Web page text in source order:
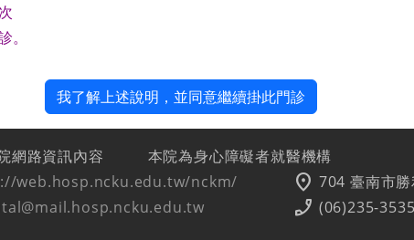
。
我了解上述說明，並同意繼續掛此門診
網路資訊內容
本院為身心障礙者就醫機構
web.hosp.ncku.edu.tw/nckm/
location_on 704 臺南市
phone_enabled (06)235-3535